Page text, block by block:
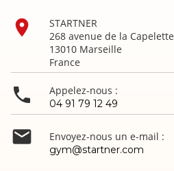

STARTNER
268 avenue de la Capelette
13010 Marseille
France
 Appelez-nous :
04 91 79 12 49
 Envoyez-nous un e-mail :
gym@startner.com